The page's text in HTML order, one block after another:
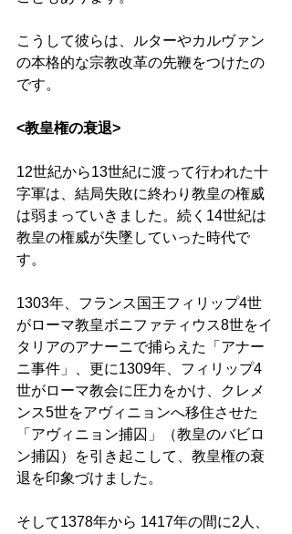
こうして彼らは、ルターやカルヴァン
の本格的な宗教改革の先鞭をつけたの
です。
<教皇権の衰退>
12世紀から13世紀に渡って行われた十
字軍は、結局失敗に終わり教皇の権威
は弱まっていきました。続く14世紀は
教皇の権威が失墜していった時代で
す。
1303年、フランス国王フィリップ4世
がローマ教皇ボニファティウス8世をイ
タリアのアナーニで捕らえた「アナー
ニ事件」、更に1309年、フィリップ4
世がローマ教会に圧力をかけ、クレメ
ンス5世をアヴィニョンへ移住させた
「アヴィニョン捕囚」（教皇のバビロ
ン捕囚）を引き起こして、教皇権の衰
退を印象づけました。
そして1378年から 1417年の間に2人、